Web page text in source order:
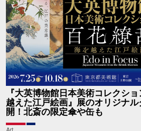
『大英博物館日本美術コレクシ
越えた江戸絵画』展のオリジナ
開！北斎の限定傘や缶も